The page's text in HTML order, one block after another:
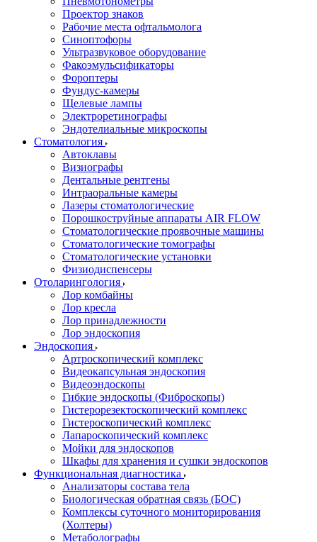
Проектор знаков
Рабочие места офтальмолога
Синоптофоры
Ультразвуковое оборудование
Факоэмульсификаторы
Фороптеры
Фундус-камеры
Щелевые лампы
Электроретинографы
Эндотелиальные микроскопы
Стоматология
Автоклавы
Визиографы
Дентальные рентгены
Интраоральные камеры
Лазеры стоматологические
Порошкоструйные аппараты AIR FLOW
Стоматологические проявочные машины
Стоматологические томографы
Стоматологические установки
Физиодиспенсеры
Отоларингология
Лор комбайны
Лор кресла
Лор принадлежности
Лор эндоскопия
Эндоскопия
Артроскопический комплекс
Видеокапсульная эндоскопия
Видеоэндоскопы
Гибкие эндоскопы (Фиброcкопы)
Гистерорезектоскопический комплекс
Гистероскопический комплекс
Лапароскопический комплекс
Мойки для эндоскопов
Шкафы для хранения и сушки эндоскопов
Функциональная диагностика
Анализаторы состава тела
Биологическая обратная связь (БОС)
Комплексы суточного мониторирования
(Холтеры)
Метаболографы